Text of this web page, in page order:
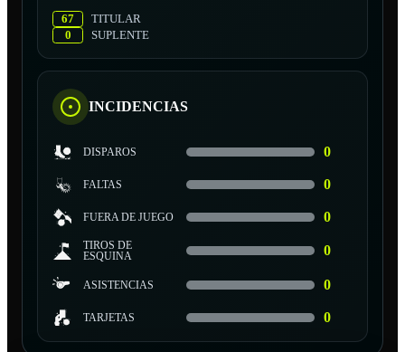
67
TITULAR
0
SUPLENTE
INCIDENCIAS
DISPAROS 0
FALTAS 0
FUERA DE JUEGO 0
TIROS DE
ESQUINA
0
ASISTENCIAS 0
TARJETAS 0